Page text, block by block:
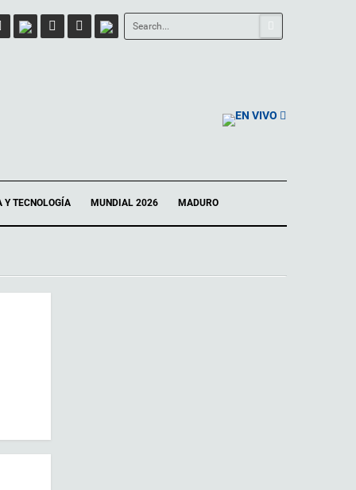
EN VIVO
Y TECNOLOGÍA MUNDIAL 2026 MADURO